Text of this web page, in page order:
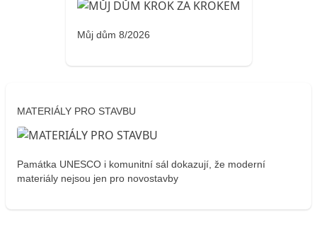
Můj dům 8/2026
MATERIÁLY PRO STAVBU
Památka UNESCO i komunitní sál dokazují, že moderní
materiály nejsou jen pro novostavby